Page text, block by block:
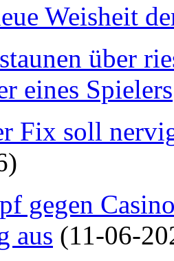
Weisheit
über
eines Spielers
Fix soll
gegen
aus (11-06-